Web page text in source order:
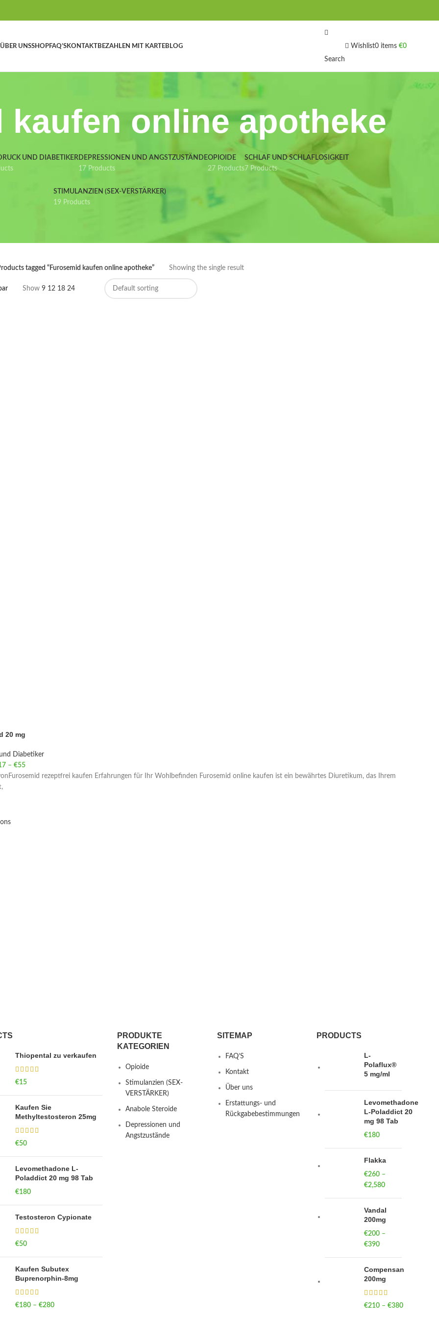
ÜBER UNSSHOPFAQ’SKONTAKTBEZAHLEN MIT KARTEBLOG
Search
Wishlist0 items €0
kaufen online apotheke
UND DIABETIKERDEPRESSIONEN UND ANGSTZUSTÄNDE
17 Products
OPIOIDE
27 Products
SCHLAF UND SCHLAFLOSIGKEIT
7 Products
STIMULANZIEN (SEX-VERSTÄRKER)
19 Products
tagged “Furosemid kaufen online apotheke” Showing the single result
Show 9 12 18 24
20 mg
Diabetiker
– €55Price range: €17 through €55
rezeptfrei kaufen Erfahrungen für Ihr Wohlbefinden Furosemid online kaufen ist ein bewährtes Diuretikum, das Ihrem
Thiopental zu verkaufen
€15
Kaufen Sie
Methyltestosteron 25mg
€50
Levomethadone L-
Poladdict 20 mg 98 Tab
€180
Testosteron Cypionate
€50
Kaufen Subutex
Buprenorphin-8mg
€180 – €280Price range: €180
PRODUKTE
KATEGORIEN
Opioide
Stimulanzien (SEX-
VERSTÄRKER)
Anabole Steroide
Depressionen und
Angstzustände
SITEMAP
FAQ’S
Kontakt
Über uns
Erstattungs- und
Rückgabebestimmungen
PRODUCTS
L-
Polaflux®
5 mg/ml
Levomethadone
L-Poladdict 20
mg 98 Tab
€180
Flakka
€260 –
€2,580
€260
through
Vandal
200mg
€200 –
€390
through
Compensan
200mg
€210 – €380